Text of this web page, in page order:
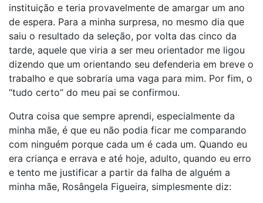
instituição e teria provavelmente de amargar um ano
de espera. Para a minha surpresa, no mesmo dia que
saiu o resultado da seleção, por volta das cinco da
tarde, aquele que viria a ser meu orientador me ligou
dizendo que um orientando seu defenderia em breve o
trabalho e que sobraria uma vaga para mim. Por fim, o
“tudo certo” do meu pai se confirmou.
Outra coisa que sempre aprendi, especialmente da
minha mãe, é que eu não podia ficar me comparando
com ninguém porque cada um é cada um. Quando eu
era criança e errava e até hoje, adulto, quando eu erro
e tento me justificar a partir da falha de alguém a
minha mãe, Rosângela Figueira, simplesmente diz: